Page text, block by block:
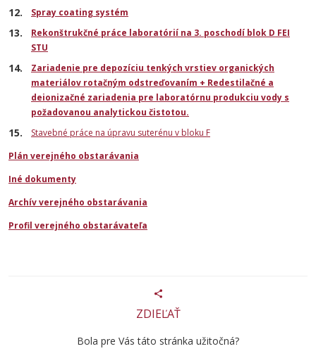
Spray coating systém
Rekonštrukčné práce laboratórií na 3. poschodí blok D FEI
STU
Zariadenie pre depozíciu tenkých vrstiev organických
materiálov rotačným odstreďovaním + Redestilačné a
deionizačné zariadenia pre laboratórnu produkciu vody s
požadovanou analytickou čistotou.
Stavebné práce na úpravu suterénu v bloku F
Plán verejného obstarávania
Iné dokumenty
Archív verejného obstarávania
Profil verejného obstarávateľa
ZDIEĽAŤ
Bola pre Vás táto stránka užitočná?